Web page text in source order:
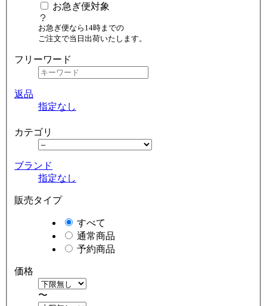
お急ぎ便対象
お急ぎ便なら14時までの
ご注文で当日出荷いたします。
フリーワード
返品
指定なし
カテゴリ
ブランド
指定なし
販売タイプ
すべて
通常商品
予約商品
価格
〜